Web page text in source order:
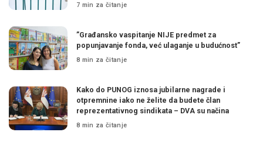
7 min za čitanje
”Građansko vaspitanje NIJE predmet za
popunjavanje fonda, već ulaganje u budućnost”
8 min za čitanje
Kako do PUNOG iznosa jubilarne nagrade i
otpremnine iako ne želite da budete član
reprezentativnog sindikata – DVA su načina
8 min za čitanje